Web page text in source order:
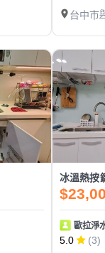
台中市
冰溫熱按
歐拉淨
5.0
(3)